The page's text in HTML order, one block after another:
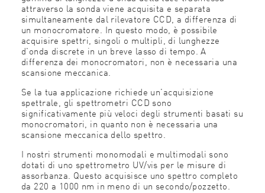
attraverso la sonda viene acquisita e separata
simultaneamente dal rilevatore CCD, a differenza di
un monocromatore. In questo modo, è possibile
acquisire spettri, singoli o multipli, di lunghezze
d'onda discrete in un breve lasso di tempo. A
differenza dei monocromatori, non è necessaria una
scansione meccanica.
Se la tua applicazione richiede un'acquisizione
spettrale, gli spettrometri CCD sono
significativamente più veloci degli strumenti basati su
monocromatori, in quanto non è necessaria una
scansione meccanica dello spettro.
I nostri strumenti monomodali e multimodali sono
dotati di uno spettrometro UV/vis per le misure di
assorbanza. Questo acquisisce uno spettro completo
da 220 a 1000 nm in meno di un secondo/pozzetto.